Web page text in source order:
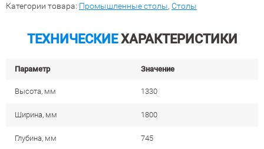
Категории товара: Промышленные столы, Столы
ТЕХНИЧЕСКИЕХАРАКТЕРИСТИКИ
Параметр Значение
Высота, мм 1330
Ширина, мм 1800
Глубина, мм 745